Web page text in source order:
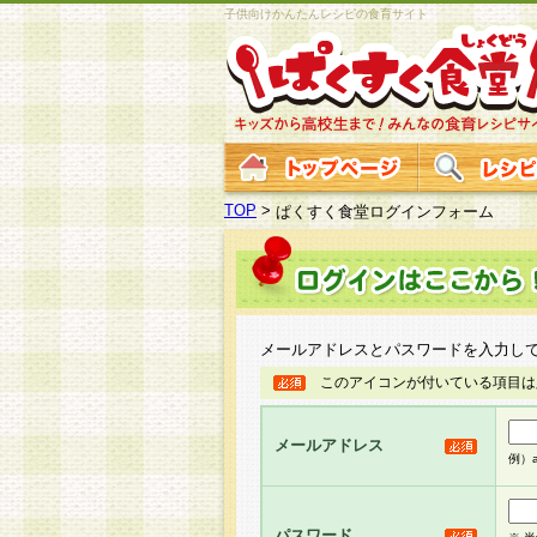
子供向けかんたんレシピの食育サイト
TOP >ぱくすく食堂ログインフォーム
メールアドレスとパスワードを入力し
このアイコンが付いている項目
メールアドレス
例）